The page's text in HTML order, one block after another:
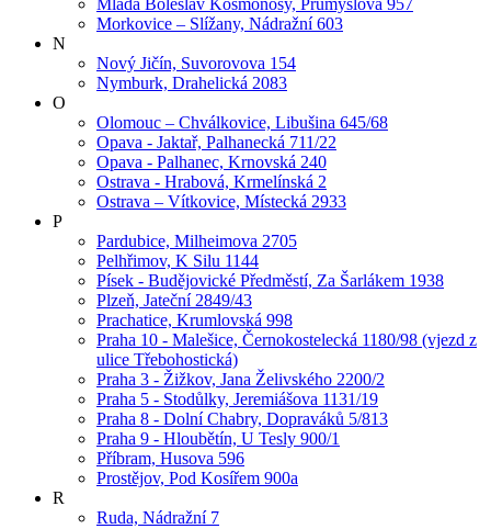
Mladá Boleslav Kosmonosy, Průmyslová 957
Morkovice – Slížany, Nádražní 603
N
Nový Jičín, Suvorovova 154
Nymburk, Drahelická 2083
O
Olomouc – Chválkovice, Libušina 645/68
Opava - Jaktař, Palhanecká 711/22
Opava - Palhanec, Krnovská 240
Ostrava - Hrabová, Krmelínská 2
Ostrava – Vítkovice, Místecká 2933
P
Pardubice, Milheimova 2705
Pelhřimov, K Silu 1144
Písek - Budějovické Předměstí, Za Šarlákem 1938
Plzeň, Jateční 2849/43
Prachatice, Krumlovská 998
Praha 10 - Malešice, Černokostelecká 1180/98 (vjezd z
ulice Třebohostická)
Praha 3 - Žižkov, Jana Želivského 2200/2
Praha 5 - Stodůlky, Jeremiášova 1131/19
Praha 8 - Dolní Chabry, Dopraváků 5/813
Praha 9 - Hloubětín, U Tesly 900/1
Příbram, Husova 596
Prostějov, Pod Kosířem 900a
R
Ruda, Nádražní 7